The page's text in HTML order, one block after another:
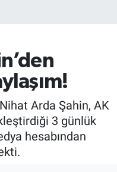
Arda Şahin, AK
3 günlük
hesabından